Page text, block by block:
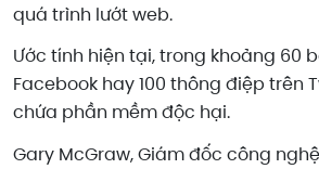
quá trình lướt web.
Ước tính hiện tại, trong khoảng 60
Facebook hay 100 thông điệp trên
chứa phần mềm độc hại.
Gary McGraw, Giám đốc công